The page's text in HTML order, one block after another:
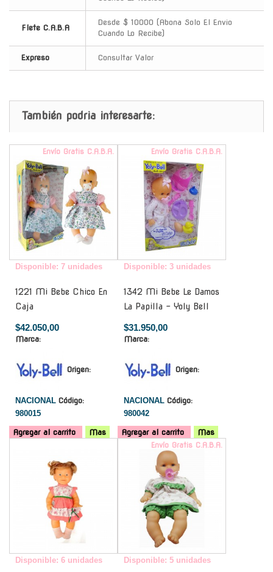
Flete C.A.B.A
Desde $ 10000 (Abona Solo El Envio
Cuando Lo Recibe)
Expreso Consultar Valor
También podria interesarte:
Envío Gratis C.A.B.A.
Disponible: 7 unidades
1221 Mi Bebe Chico En
Caja
$42.050,00
Marca:
Origen:
NACIONAL Código:
980015
Agregar al carrito Mas
Envío Gratis C.A.B.A.
Disponible: 3 unidades
1342 Mi Bebe Le Damos
La Papilla - Yoly Bell
$31.950,00
Marca:
Origen:
NACIONAL Código:
980042
Agregar al carrito
Mas
Disponible: 6 unidades
Envío Gratis C.A.B.A.
Disponible: 5 unidades